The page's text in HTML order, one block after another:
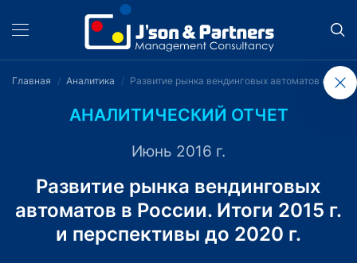
Главная Аналитика Развитие рынка вендинговых автоматов в
АНАЛИТИЧЕСКИЙ ОТЧЕТ
Июнь 2016 г.
Развитие рынка вендинговых
автоматов в России. Итоги 2015 г.
и перспективы до 2020 г.